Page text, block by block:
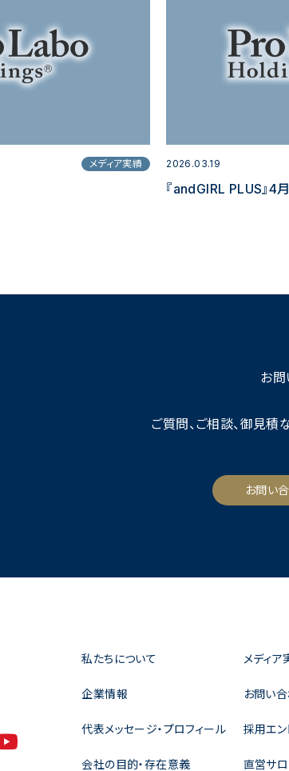
メディア実績 2026.03.19
『andGIRL PLUS』4
お
ご質問、ご相談、御見積
お問い
私たちについて
企業情報
代表メッセージ・プロフィール
会社の目的・存在意義
メディア
お問い
採用エン
直営サ